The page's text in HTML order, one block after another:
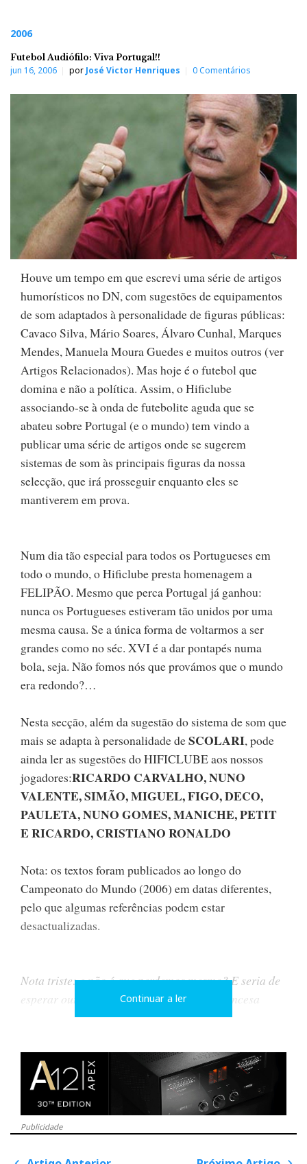
2006
Futebol Audiófilo: Viva Portugal!!
jun 16, 2006 por José Victor Henriques 0 Comentários
Houve um tempo em que escrevi uma série de artigos
humorísticos no DN, com sugestões de equipamentos
de som adaptados à personalidade de figuras públicas:
Cavaco Silva, Mário Soares, Álvaro Cunhal, Marques
Mendes, Manuela Moura Guedes e muitos outros (ver
Artigos Relacionados). Mas hoje é o futebol que
domina e não a política. Assim, o Hificlube
associando-se à onda de futebolite aguda que se
abateu sobre Portugal (e o mundo) tem vindo a
publicar uma série de artigos onde se sugerem
sistemas de som às principais figuras da nossa
selecção, que irá prosseguir enquanto eles se
mantiverem em prova.
Num dia tão especial para todos os Portugueses em
todo o mundo, o Hificlube presta homenagem a
FELIPÃO. Mesmo que perca Portugal já ganhou:
nunca os Portugueses estiveram tão unidos por uma
mesma causa. Se a única forma de voltarmos a ser
grandes como no séc. XVI é a dar pontapés numa
bola, seja. Não fomos nós que provámos que o mundo
era redondo?…
Nesta secção, além da sugestão do sistema de som que
mais se adapta à personalidade deSCOLARI, pode
ainda ler as sugestões do HIFICLUBE aos nossos
jogadores:RICARDO CARVALHO, NUNO
VALENTE, SIMÃO, MIGUEL, FIGO, DECO,
PAULETA, NUNO GOMES, MANICHE, PETIT
E RICARDO, CRISTIANO RONALDO
Nota: os textos foram publicados ao longo do
Campeonato do Mundo (2006) em datas diferentes,
pelo que algumas referências podem estar
desactualizadas.
Nota triste: e não é que perdemos mesmo? E seria de
esperar outra coisa, contra uma equipa francesa
maioritariamente africana, que o zelota Le Pen
lema da FIFA para o Campeonato do Mundo era um
rotundo e oportuno 'Não ao Racismo', e o próximo
Campeonato já está marcado para a África do Sul, de
Mandela?...É a política, estúpido!...
Continuar a ler
Publicidade